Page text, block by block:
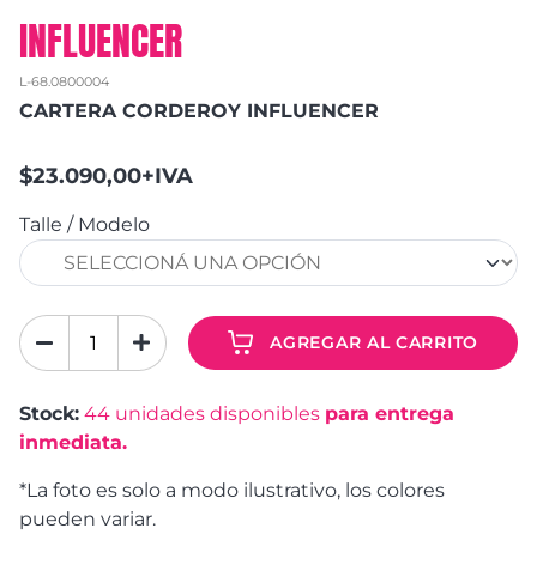
INFLUENCER
L-68.0800004
CARTERA CORDEROY INFLUENCER
$23.090,00+IVA
Talle / Modelo
AGREGAR AL CARRITO
Stock: 44 unidades disponibles para entrega
inmediata.
*La foto es solo a modo ilustrativo, los colores
pueden variar.